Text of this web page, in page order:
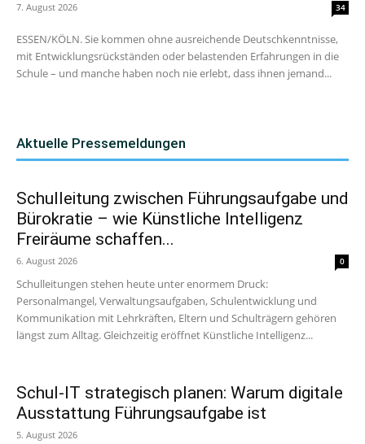
7. August 2026 34
ESSEN/KÖLN. Sie kommen ohne ausreichende Deutschkenntnisse,
mit Entwicklungsrückständen oder belastenden Erfahrungen in die
Schule – und manche haben noch nie erlebt, dass ihnen jemand...
Aktuelle Pressemeldungen
Schulleitung zwischen Führungsaufgabe und
Bürokratie – wie Künstliche Intelligenz
Freiräume schaffen...
6. August 2026 0
Schulleitungen stehen heute unter enormem Druck:
Personalmangel, Verwaltungsaufgaben, Schulentwicklung und
Kommunikation mit Lehrkräften, Eltern und Schulträgern gehören
längst zum Alltag. Gleichzeitig eröffnet Künstliche Intelligenz...
Schul-IT strategisch planen: Warum digitale
Ausstattung Führungsaufgabe ist
5. August 2026